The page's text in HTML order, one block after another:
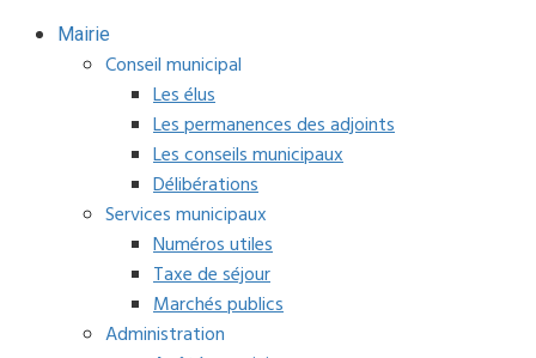
Mairie
Conseil municipal
Les élus
Les permanences des adjoints
Les conseils municipaux
Délibérations
Services municipaux
Numéros utiles
Taxe de séjour
Marchés publics
Administration